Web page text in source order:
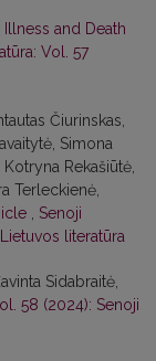
and Death
Vol. 57
Čiurinskas,
Simona
Rekašiūtė,
Terleckienė,
, Senoji
literatūra
Sidabraitė,
58 (2024): Senoji